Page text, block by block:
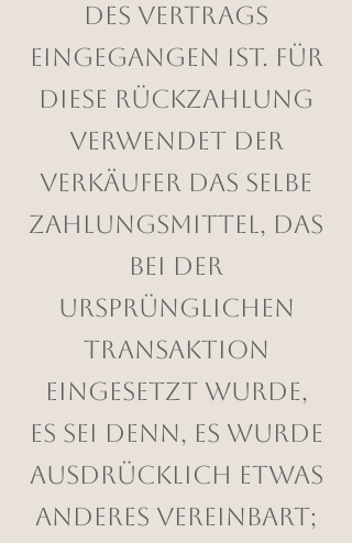
des Vertrags
eingegangen ist. Für
diese Rückzahlung
verwendet der
Verkäufer das selbe
Zahlungsmittel, das
bei der
ursprünglichen
Transaktion
eingesetzt wurde,
es sei denn, es wurde
ausdrücklich etwas
anderes vereinbart;